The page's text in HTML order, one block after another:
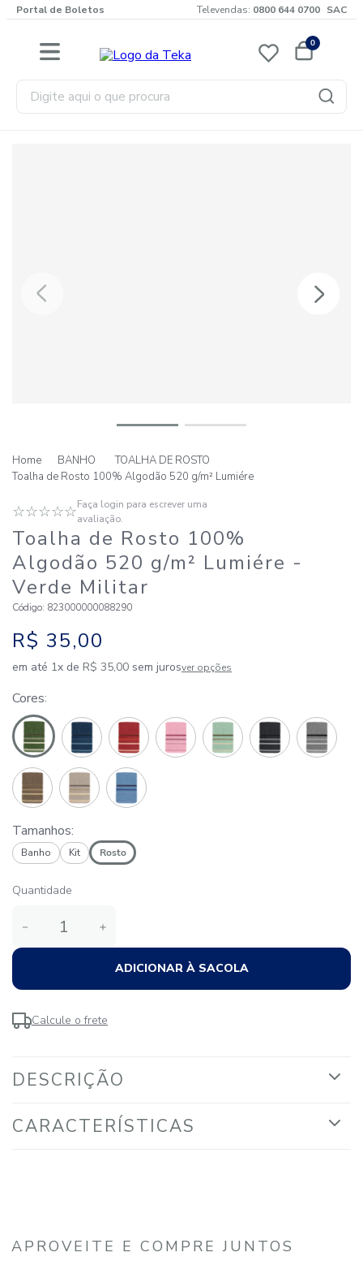
Portal de Boletos Televendas: 0800 644 0700 SAC
0
Digite aqui o que procura
BANHO
TOALHA DE ROSTO
Toalha de Rosto 100% Algodão 520 g/m² Lumiére
☆☆☆☆☆Faça login para escrever uma
avaliação.
Toalha de Rosto 100%
Algodão 520 g/m² Lumiére -
Verde Militar
Código: 823000000088290
R$ 35,00
em até 1x de R$ 35,00 sem jurosver opções
Cores
Tamanhos:
Banho Kit Rosto
Quantidade
＋
－
ADICIONAR À SACOLA
Calcule o frete
DESCRIÇÃO
CARACTERÍSTICAS
APROVEITE E COMPRE JUNTOS